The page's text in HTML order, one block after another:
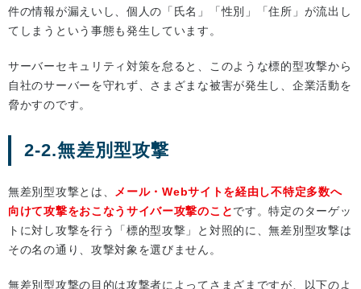
件の情報が漏えいし、個人の「氏名」「性別」「住所」が流出し
てしまうという事態も発生しています。
サーバーセキュリティ対策を怠ると、このような標的型攻撃から
自社のサーバーを守れず、さまざまな被害が発生し、企業活動を
脅かすのです。
2-2.無差別型攻撃
無差別型攻撃とは、 メール・Webサイトを経由し不特定多数へ
向けて攻撃をおこなうサイバー攻撃のことです。特定のターゲッ
トに対し攻撃を行う「標的型攻撃」と対照的に、無差別型攻撃は
その名の通り、攻撃対象を選びません。
無差別型攻撃の目的は攻撃者によってさまざまですが、以下のよ